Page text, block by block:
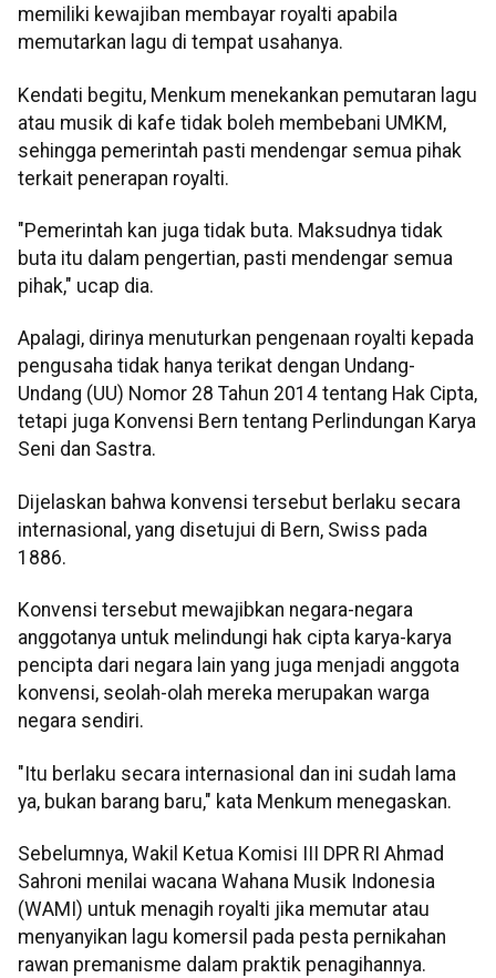
memiliki kewajiban membayar royalti apabila
memutarkan lagu di tempat usahanya.
Kendati begitu, Menkum menekankan pemutaran lagu
atau musik di kafe tidak boleh membebani UMKM,
sehingga pemerintah pasti mendengar semua pihak
terkait penerapan royalti.
"Pemerintah kan juga tidak buta. Maksudnya tidak
buta itu dalam pengertian, pasti mendengar semua
pihak," ucap dia.
Apalagi, dirinya menuturkan pengenaan royalti kepada
pengusaha tidak hanya terikat dengan Undang-
Undang (UU) Nomor 28 Tahun 2014 tentang Hak Cipta,
tetapi juga Konvensi Bern tentang Perlindungan Karya
Seni dan Sastra.
Dijelaskan bahwa konvensi tersebut berlaku secara
internasional, yang disetujui di Bern, Swiss pada
1886.
Konvensi tersebut mewajibkan negara-negara
anggotanya untuk melindungi hak cipta karya-karya
pencipta dari negara lain yang juga menjadi anggota
konvensi, seolah-olah mereka merupakan warga
negara sendiri.
"Itu berlaku secara internasional dan ini sudah lama
ya, bukan barang baru," kata Menkum menegaskan.
Sebelumnya, Wakil Ketua Komisi III DPR RI Ahmad
Sahroni menilai wacana Wahana Musik Indonesia
(WAMI) untuk menagih royalti jika memutar atau
menyanyikan lagu komersil pada pesta pernikahan
rawan premanisme dalam praktik penagihannya.